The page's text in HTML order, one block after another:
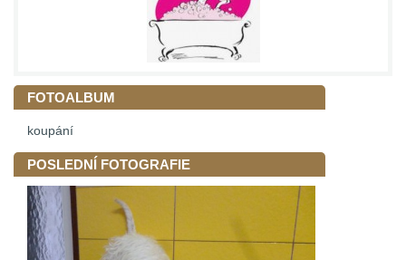
FOTOALBUM
koupání
POSLEDNÍ FOTOGRAFIE